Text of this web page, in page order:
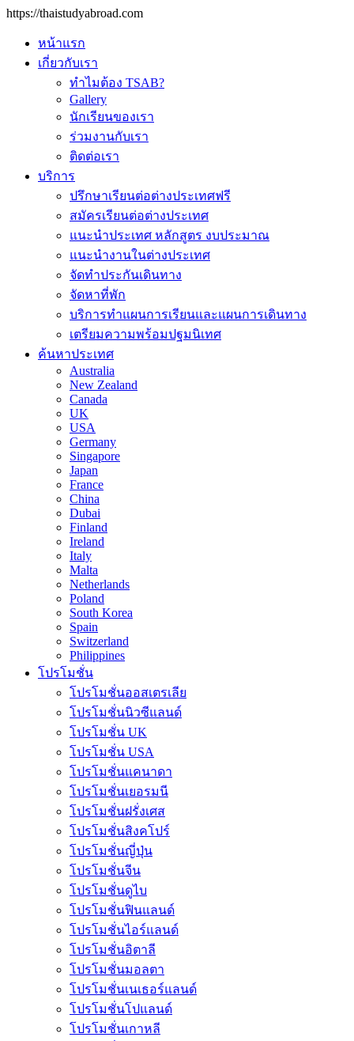
https://thaistudyabroad.com
หน้าแรก
เกี่ยวกับเรา
ทำไมต้อง TSAB?
Gallery
นักเรียนของเรา
ร่วมงานกับเรา
ติดต่อเรา
บริการ
ปรึกษาเรียนต่อต่างประเทศฟรี
สมัครเรียนต่อต่างประเทศ
แนะนำประเทศ หลักสูตร งบประมาณ
แนะนำงานในต่างประเทศ
จัดทำประกันเดินทาง
จัดหาที่พัก
บริการทำแผนการเรียนและแผนการเดินทาง
เตรียมความพร้อมปฐมนิเทศ
ค้นหาประเทศ
Australia
New Zealand
Canada
UK
USA
Germany
Singapore
Japan
France
China
Dubai
Finland
Ireland
Italy
Malta
Netherlands
Poland
South Korea
Spain
Switzerland
Philippines
โปรโมชั่น
โปรโมชั่นออสเตรเลีย
โปรโมชั่นนิวซีแลนด์
โปรโมชั่น UK
โปรโมชั่น USA
โปรโมชั่นแคนาดา
โปรโมชั่นเยอรมนี
โปรโมชั่นฝรั่งเศส
โปรโมชั่นสิงคโปร์
โปรโมชั่นญี่ปุ่น
โปรโมชั่นจีน
โปรโมชั่นดูไบ
โปรโมชั่นฟินแลนด์
โปรโมชั่นไอร์แลนด์
โปรโมชั่นอิตาลี
โปรโมชั่นมอลตา
โปรโมชั่นเนเธอร์แลนด์
โปรโมชั่นโปแลนด์
โปรโมชั่นเกาหลี